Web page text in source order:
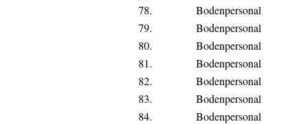
78.
Bodenpersonal
79.
Bodenpersonal
80.
Bodenpersonal
81.
Bodenpersonal
82.
Bodenpersonal
83.
Bodenpersonal
84.
Bodenpersonal